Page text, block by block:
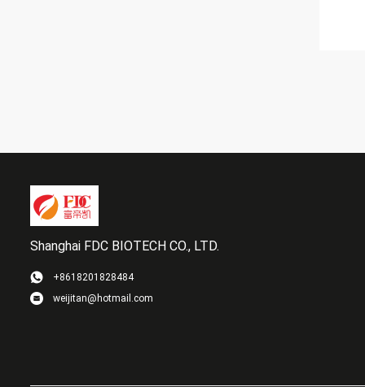
Shanghai FDC BIOTECH CO., LTD.
+8618201828484
weijitan@hotmail.com